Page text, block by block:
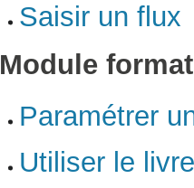
Saisir un flux
Module
Paramétrer
Utiliser le